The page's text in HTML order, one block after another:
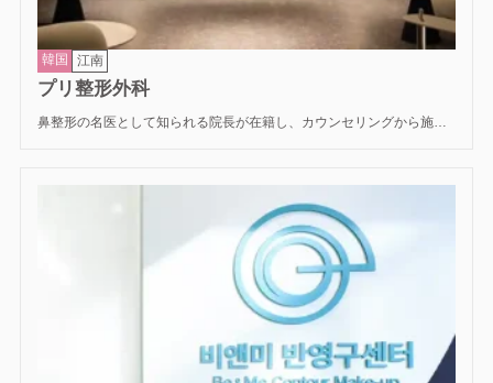
韓国 江南
プリ整形外科
鼻整形の名医として知られる院長が在籍し、カウンセリングから施術
豊胸部門は、「自分の体のように馴染む自然さ」をコンセプトに、高